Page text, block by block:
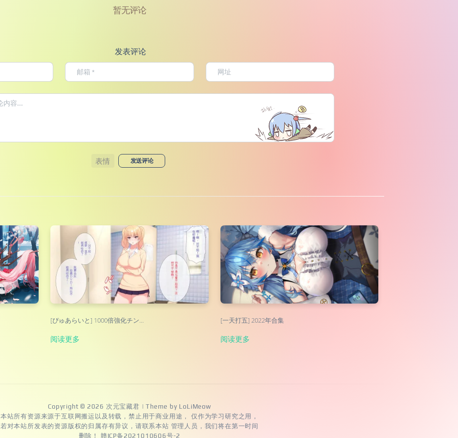
暂无评论
发表评论
表情 发送评论
[ぴゅあらいと] 1000倍強化チン…
阅读更多
[一天打五] 2022年合集
阅读更多
Copyright © 2026 次元宝藏君 | Theme by LoLiMeow
本站所有资源来源于互联网搬运以及转载，禁止用于商业用途， 仅作为学习研究之用，
若对本站所发表的资源版权的归属存有异议，请联系本站 管理人员，我们将在第一时间
删除！ 赣ICP备2021010606号-2